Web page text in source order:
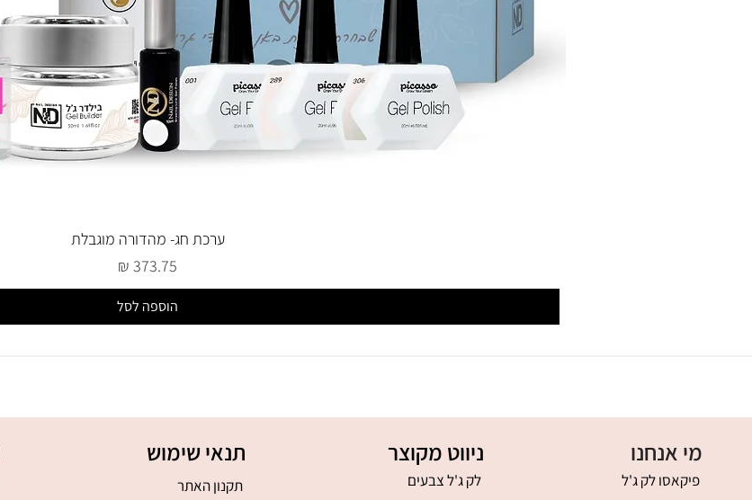
ערכת חג- מהדורה מוגבלת
מחיר
הוספה לסל
תנאי שימוש
תקנון האתר
ניווט מקוצר
לק ג'ל צבעים
מי אנחנו
פיקאסו לק ג'ל